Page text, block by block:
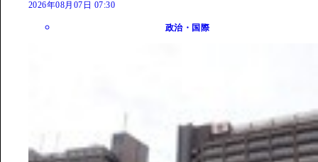
2026年08月07日 07:30
政治・国際